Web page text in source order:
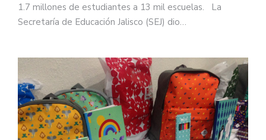
1.7 millones de estudiantes a 13 mil escuelas. La
Secretaría de Educación Jalisco (SEJ) dio…